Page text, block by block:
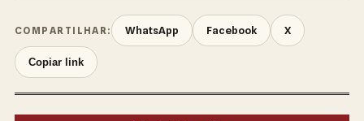
COMPARTILHAR: WhatsApp Facebook X
Copiar link